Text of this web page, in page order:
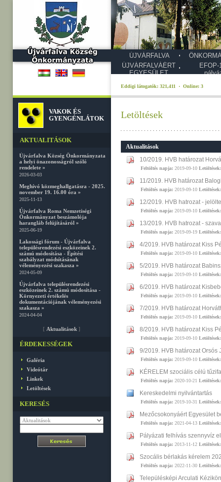
ÚJVÁRFALVA
ÚJVÁRFALVÁÉRT
EGYESÜLET
EFOP-
Eddigi látogatók: 321,411 · Online: 3
VAKOK ÉS
GYENGÉNLÁTOK
AKTUALITÁSOK
Újvárfalva Község Önkormányzata
a helyi önazonosságról szóló
rendelete »
2026-03-03
Meghívó közmeghallgatásra - 2025.
november 19. 16.00 óra »
2025-11-13
Újvárfalva Roma Nemzetiségi
Önkormányzat beszámolója
harangláb felújításáról »
2025-06-19
Lakossági fórum - Újvárfalva
településrendezési eszközeinek 2.
számú módosítása - Építési
szabályzat módsításának
véleményezési szakasza »
2024-05-09
Újvárfalva településrendezési
eszközeinek 2. számú módosítása -
Környezeti értékelés
dokumentációjának véleményezési
szakasza »
2024-04-04
[ Aktualitások ]
ÉRDEKESSÉGEK
Galéria
Videótár
Linkek
Letöltések
KERESÉS
Letöltések
Aktualitások
10/2019. HVB határozat
Feltöltés napja: 2019-09-10 Letöltések:
11/2019. HVB határozat
Feltöltés napja: 2019-09-10 Letöltések:
12/2019. HVB hatrozat -
Feltöltés napja: 2019-09-10 Letöltések:
13/2019. HVB hatrozat -
Feltöltés napja: 2019-09-19 Letöltések:
4/2019. HVB határozat Kiss
Feltöltés napja: 2019-09-10 Letöltések:
5/2019. HVB határozat
Feltöltés napja: 2019-09-10 Letöltések:
6/2019. HVB határozat
Feltöltés napja: 2019-09-10 Letöltések:
7/2019. HVB határozat
Feltöltés napja: 2019-09-10 Letöltések:
8/2019. HVB határozat Kiss
Feltöltés napja: 2019-09-10 Letöltések:
9/2019. HVB határozat
Feltöltés napja: 2019-09-10 Letöltések:
KÉRELEM szociális célú
Feltöltés napja: 2020-10-21 Letöltések:
Kereskedelmi nyilvántartás
Feltöltés napja: 2019-10-31 Letöltések:
Mezőcsokonyáért Egyesület
Feltöltés napja: 2021-04-13 Letöltések:
Pályázati felhívás szennyvíz
Feltöltés napja: 2013-11-12 Letöltések:
Szocális bérlakás kérelem
Feltöltés napja: 2022-11-30 Letöltések:
Településképi Arculati